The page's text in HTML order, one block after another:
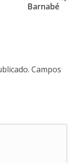
Barnabé
Campos